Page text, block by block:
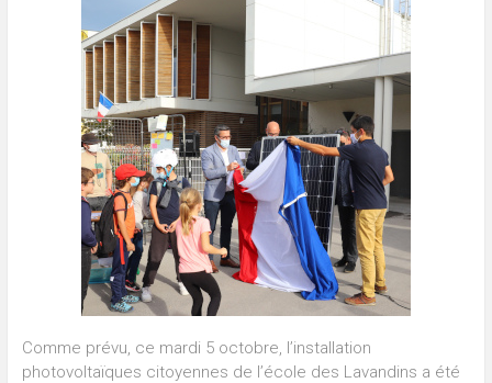
Comme prévu, ce mardi 5 octobre, l’installation
photovoltaïques citoyennes de l’école des Lavandins a été